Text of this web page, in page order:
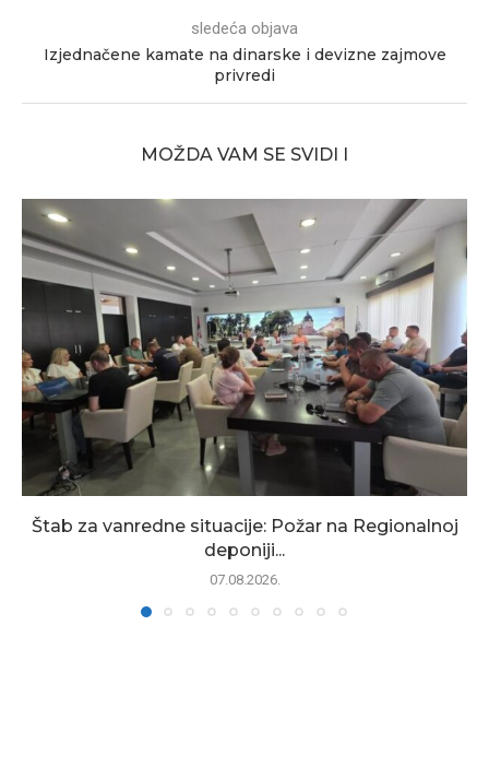
sledeća objava
Izjednačene kamate na dinarske i devizne zajmove
privredi
MOŽDA VAM SE SVIDI I
Štab za vanredne situacije: Požar na Regionalnoj
deponiji...
07.08.2026.